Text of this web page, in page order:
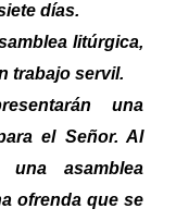
días.
litúrgica,
trabajo servil.
una
el Señor. Al
una asamblea
ofrenda que se